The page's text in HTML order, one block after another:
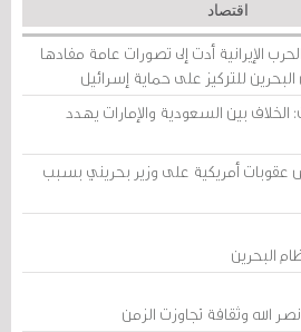
اقتصاد
الإيرانية أدت إلى تصورات عامة مفادها
للتركيز على حماية إسرائيل
بين السعودية والإمارات يهدد
أمريكية على وزير بحريني بسبب
البحرين
الله وثقافة تجاوزت الزمن